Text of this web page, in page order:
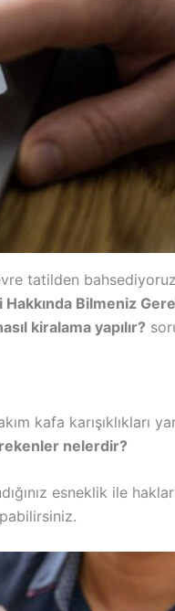
tatilden bahsediyoruz!
Bilmeniz
kiralama yapılır?
kafa karışıklıkları
nelerdir?
esneklik ile